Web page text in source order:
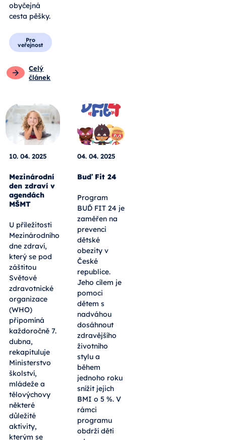
obyčejná
cesta pěšky.
Pro
veřejnost
Celý
článek
10. 04. 2025
Mezinárodní
den zdraví v
agendách
MŠMT
U příležitosti
Mezinárodního
dne zdraví,
který se pod
záštitou
Světové
zdravotnické
organizace
(WHO)
připomíná
každoročně 7.
dubna,
rekapituluje
Ministerstvo
školství,
mládeže a
tělovýchovy
některé
důležité
aktivity,
kterým se
04. 04. 2025
Buď Fit 24
Program
BUĎ FIT 24 je
zaměřen na
prevenci
dětské
obezity v
České
republice.
Jeho cílem je
pomoci
dětem s
nadváhou
dosáhnout
zdravějšího
životního
stylu a
během
jednoho roku
snížit jejich
BMI o 5 %. V
rámci
programu
obdrží děti